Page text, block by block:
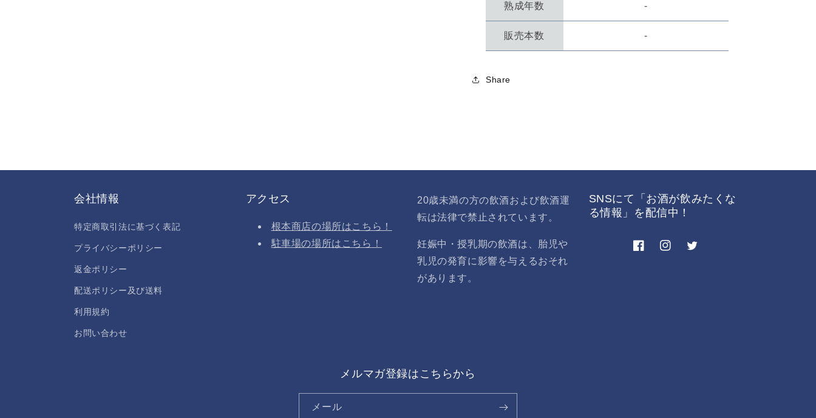
熟成年数 -
販売本数 -
Share
会社情報
特定商取引法に基づく表記
プライバシーポリシー
返金ポリシー
配送ポリシー及び送料
利用規約
お問い合わせ
アクセス
根本商店の場所はこちら！
駐車場の場所はこちら！
20歳未満の方の飲酒および飲酒運
転は法律で禁止されています。
妊娠中・授乳期の飲酒は、胎児や
乳児の発育に影響を与えるおそれ
があります。
SNSにて「お酒が飲みたくな
る情報」を配信中！
FacebookInstagramTwitter
メルマガ登録はこちらから
メール